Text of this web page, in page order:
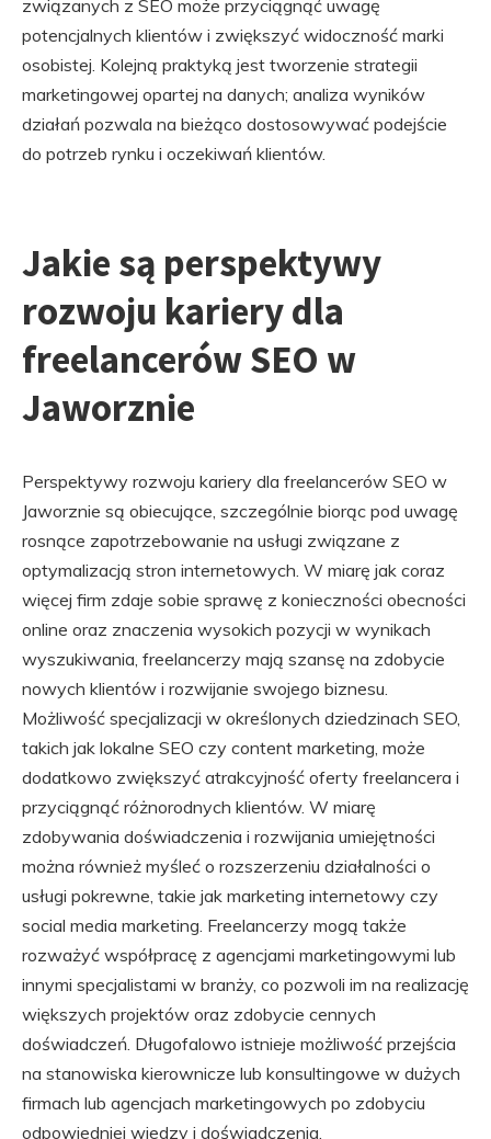
związanych z SEO może przyciągnąć uwagę
potencjalnych klientów i zwiększyć widoczność marki
osobistej. Kolejną praktyką jest tworzenie strategii
marketingowej opartej na danych; analiza wyników
działań pozwala na bieżąco dostosowywać podejście
do potrzeb rynku i oczekiwań klientów.
Jakie są perspektywy
rozwoju kariery dla
freelancerów SEO w
Jaworznie
Perspektywy rozwoju kariery dla freelancerów SEO w
Jaworznie są obiecujące, szczególnie biorąc pod uwagę
rosnące zapotrzebowanie na usługi związane z
optymalizacją stron internetowych. W miarę jak coraz
więcej firm zdaje sobie sprawę z konieczności obecności
online oraz znaczenia wysokich pozycji w wynikach
wyszukiwania, freelancerzy mają szansę na zdobycie
nowych klientów i rozwijanie swojego biznesu.
Możliwość specjalizacji w określonych dziedzinach SEO,
takich jak lokalne SEO czy content marketing, może
dodatkowo zwiększyć atrakcyjność oferty freelancera i
przyciągnąć różnorodnych klientów. W miarę
zdobywania doświadczenia i rozwijania umiejętności
można również myśleć o rozszerzeniu działalności o
usługi pokrewne, takie jak marketing internetowy czy
social media marketing. Freelancerzy mogą także
rozważyć współpracę z agencjami marketingowymi lub
innymi specjalistami w branży, co pozwoli im na realizację
większych projektów oraz zdobycie cennych
doświadczeń. Długofalowo istnieje możliwość przejścia
na stanowiska kierownicze lub konsultingowe w dużych
firmach lub agencjach marketingowych po zdobyciu
odpowiedniej wiedzy i doświadczenia.